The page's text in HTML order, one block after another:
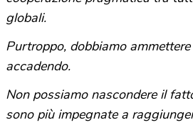
globali.
Purtroppo, dobbiamo
accadendo.
Non possiamo nascondere il
sono più impegnate a